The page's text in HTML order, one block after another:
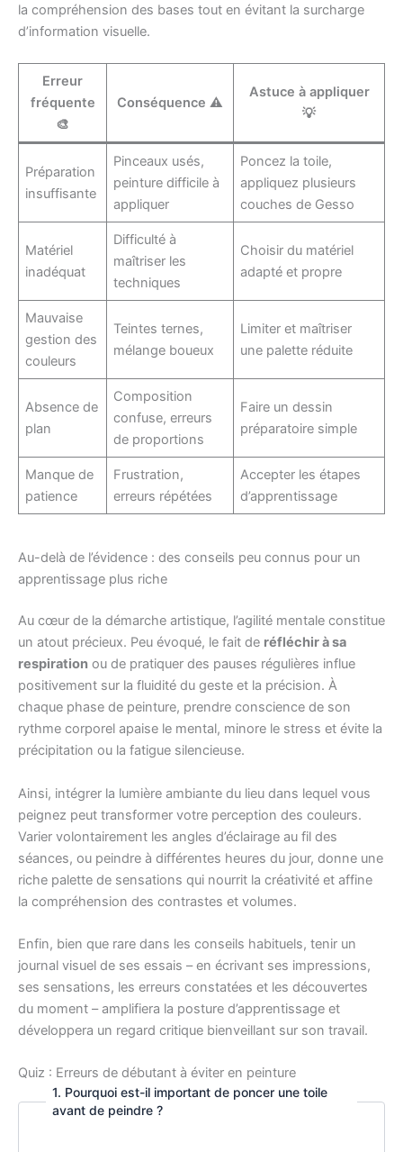
la compréhension des bases tout en évitant la surcharge
d’information visuelle.
Erreur
fréquente
🎨
Conséquence ⚠️
Astuce à appliquer
💡
Préparation
insuffisante
Pinceaux usés,
peinture difficile à
appliquer
Poncez la toile,
appliquez plusieurs
couches de Gesso
Matériel
inadéquat
Difficulté à
maîtriser les
techniques
Choisir du matériel
adapté et propre
Mauvaise
gestion des
couleurs
Teintes ternes,
mélange boueux
Limiter et maîtriser
une palette réduite
Absence de
plan
Composition
confuse, erreurs
de proportions
Faire un dessin
préparatoire simple
Manque de
patience
Frustration,
erreurs répétées
Accepter les étapes
d’apprentissage
Au-delà de l’évidence : des conseils peu connus pour un
apprentissage plus riche
Au cœur de la démarche artistique, l’agilité mentale constitue
un atout précieux. Peu évoqué, le fait de réfléchir à sa
respiration ou de pratiquer des pauses régulières influe
positivement sur la fluidité du geste et la précision. À
chaque phase de peinture, prendre conscience de son
rythme corporel apaise le mental, minore le stress et évite la
précipitation ou la fatigue silencieuse.
Ainsi, intégrer la lumière ambiante du lieu dans lequel vous
peignez peut transformer votre perception des couleurs.
Varier volontairement les angles d’éclairage au fil des
séances, ou peindre à différentes heures du jour, donne une
riche palette de sensations qui nourrit la créativité et affine
la compréhension des contrastes et volumes.
Enfin, bien que rare dans les conseils habituels, tenir un
journal visuel de ses essais – en écrivant ses impressions,
ses sensations, les erreurs constatées et les découvertes
du moment – amplifiera la posture d’apprentissage et
développera un regard critique bienveillant sur son travail.
Quiz : Erreurs de débutant à éviter en peinture
1. Pourquoi est-il important de poncer une toile
avant de peindre ?